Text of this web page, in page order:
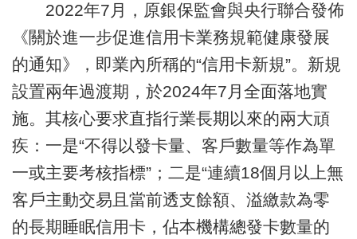
2022年7月，原銀保監會與央行聯合發佈
《關於進一步促進信用卡業務規範健康發展
的通知》，即業內所稱的“信用卡新規”。新規
設置兩年過渡期，於2024年7月全面落地實
施。其核心要求直指行業長期以來的兩大頑
疾：一是“不得以發卡量、客戶數量等作為單
一或主要考核指標”；二是“連續18個月以上無
客戶主動交易且當前透支餘額、溢繳款為零
的長期睡眠信用卡，佔本機構總發卡數量的